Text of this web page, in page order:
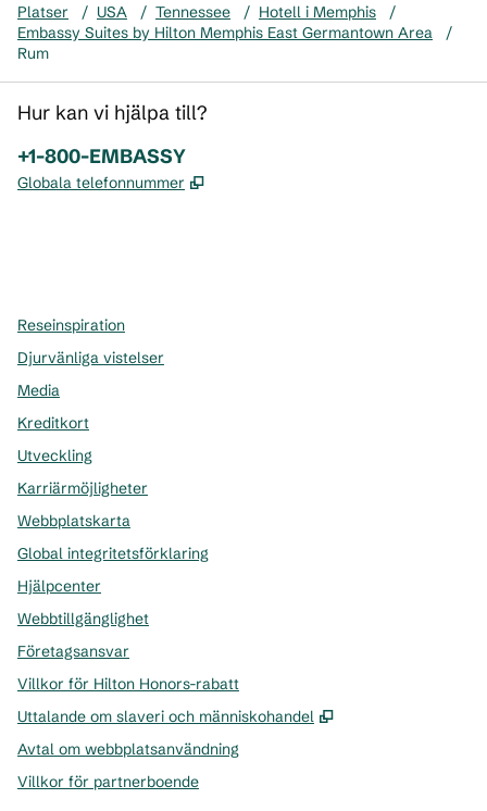
Platser / USA / Tennessee / Hotell i Memphis
/
Embassy Suites by Hilton Memphis East Germantown Area
/
Rum
Hur kan vi hjälpa till?
Telefon:
+1-800-EMBASSY
Globala telefonnummer ,
Reseinspiration
Djurvänliga vistelser
Media
Kreditkort
Utveckling
Karriärmöjligheter
Webbplatskarta
Global integritetsförklaring
Hjälpcenter
Webbtillgänglighet
Företagsansvar
Villkor för Hilton Honors-rabatt
Uttalande om slaveri och människohandel
,
Avtal om webbplatsanvändning
Villkor för partnerboende